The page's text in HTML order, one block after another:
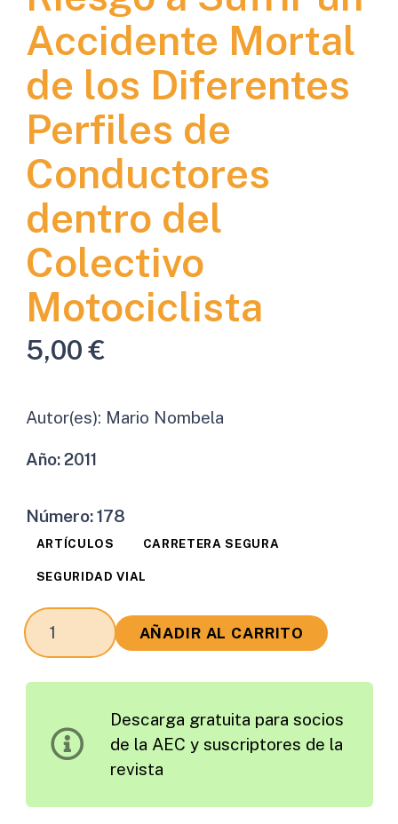
Accidente Mortal
de los Diferentes
Perfiles de
Conductores
dentro del
Colectivo
Motociclista
5,00€
Autor(es): Mario Nombela
Año:2011
Número:178
ARTÍCULOS CARRETERA SEGURA
SEGURIDAD VIAL
Definición
del
AÑADIR AL CARRITO
Descarga gratuita para socios
de la AEC y suscriptores de la
revista